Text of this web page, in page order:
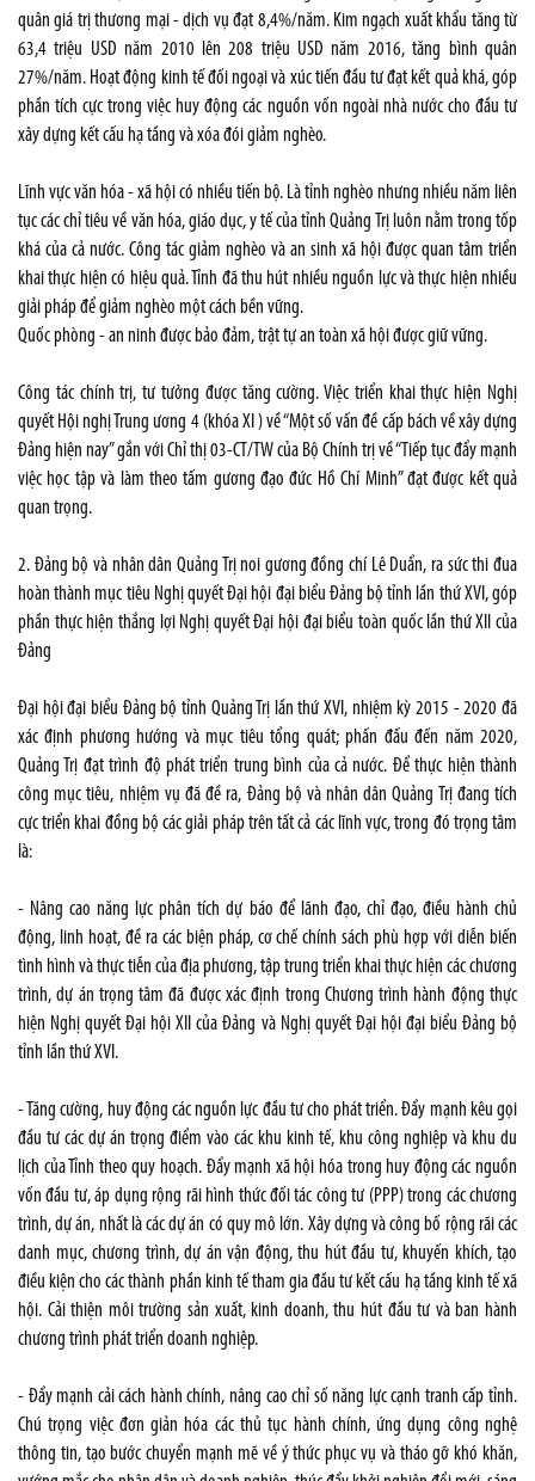
quân giá trị thương mại - dịch vụ đạt 8,4%/năm. Kim ngạch xuất khẩu tăng từ
63,4 triệu USD năm 2010 lên 208 triệu USD năm 2016, tăng bình quân
27%/năm. Hoạt động kinh tế đối ngoại và xúc tiến đầu tư đạt kết quả khá, góp
phần tích cực trong việc huy động các nguồn vốn ngoài nhà nước cho đầu tư
xây dựng kết cấu hạ tầng và xóa đói giảm nghèo.
Lĩnh vực văn hóa - xã hội có nhiều tiến bộ. Là tỉnh nghèo nhưng nhiều năm liên
tục các chỉ tiêu về văn hóa, giáo dục, y tế của tỉnh Quảng Trị luôn nằm trong tốp
khá của cả nước. Công tác giảm nghèo và an sinh xã hội được quan tâm triển
khai thực hiện có hiệu quả. Tỉnh đã thu hút nhiều nguồn lực và thực hiện nhiều
giải pháp để giảm nghèo một cách bền vững.
Quốc phòng - an ninh được bảo đảm, trật tự an toàn xã hội được giữ vững.
Công tác chính trị, tư tưởng được tăng cường. Việc triển khai thực hiện Nghị
quyết Hội nghị Trung ương 4 (khóa XI ) về “Một số vấn đề cấp bách về xây dựng
Đảng hiện nay” gắn với Chỉ thị 03-CT/TW của Bộ Chính trị về “Tiếp tục đẩy mạnh
việc học tập và làm theo tấm gương đạo đức Hồ Chí Minh” đạt được kết quả
quan trọng.
2. Đảng bộ và nhân dân Quảng Trị noi gương đồng chí Lê Duẩn, ra sức thi đua
hoàn thành mục tiêu Nghị quyết Đại hội đại biểu Đảng bộ tỉnh lần thứ XVI, góp
phần thực hiện thắng lợi Nghị quyết Đại hội đại biểu toàn quốc lần thứ XII của
Đảng
Đại hội đại biểu Đảng bộ tỉnh Quảng Trị lần thứ XVI, nhiệm kỳ 2015 - 2020 đã
xác định phương hướng và mục tiêu tổng quát; phấn đấu đến năm 2020,
Quảng Trị đạt trình độ phát triển trung bình của cả nước. Để thực hiện thành
công mục tiêu, nhiệm vụ đã đề ra, Đảng bộ và nhân dân Quảng Trị đang tích
cực triển khai đồng bộ các giải pháp trên tất cả các lĩnh vực, trong đó trọng tâm
là:
- Nâng cao năng lực phân tích dự báo để lãnh đạo, chỉ đạo, điều hành chủ
động, linh hoạt, đề ra các biện pháp, cơ chế chính sách phù hợp với diễn biến
tình hình và thực tiễn của địa phương, tập trung triển khai thực hiện các chương
trình, dự án trọng tâm đã được xác định trong Chương trình hành động thực
hiện Nghị quyết Đại hội XII của Đảng và Nghị quyết Đại hội đại biểu Đảng bộ
tỉnh lần thứ XVI.
- Tăng cường, huy động các nguồn lực đầu tư cho phát triển. Đẩy mạnh kêu gọi
đầu tư các dự án trọng điểm vào các khu kinh tế, khu công nghiệp và khu du
lịch của Tỉnh theo quy hoạch. Đẩy mạnh xã hội hóa trong huy động các nguồn
vốn đầu tư, áp dụng rộng rãi hình thức đối tác công tư (PPP) trong các chương
trình, dự án, nhất là các dự án có quy mô lớn. Xây dựng và công bố rộng rãi các
danh mục, chương trình, dự án vận động, thu hút đầu tư, khuyến khích, tạo
điều kiện cho các thành phần kinh tế tham gia đầu tư kết cấu hạ tầng kinh tế xã
hội. Cải thiện môi trường sản xuất, kinh doanh, thu hút đầu tư và ban hành
chương trình phát triển doanh nghiệp.
- Đẩy mạnh cải cách hành chính, nâng cao chỉ số năng lực cạnh tranh cấp tỉnh.
Chú trọng việc đơn giản hóa các thủ tục hành chính, ứng dụng công nghệ
thông tin, tạo bước chuyển mạnh mẽ về ý thức phục vụ và tháo gỡ khó khăn,